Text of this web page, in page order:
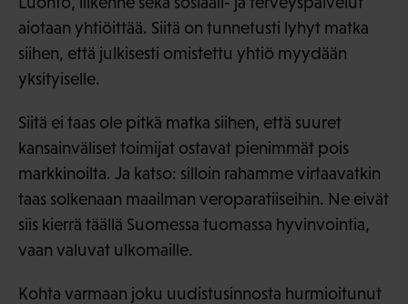
aiotaan yhtiöittää. Siitä on tunnetusti lyhyt matka
siihen, että julkisesti omistettu yhtiö myydään
yksityiselle.
Siitä ei taas ole pitkä matka siihen, että suuret
kansainväliset toimijat ostavat pienimmät pois
markkinoilta. Ja katso: silloin rahamme virtaavatkin
taas solkenaan maailman veroparatiiseihin. Ne eivät
siis kierrä täällä Suomessa tuomassa hyvinvointia,
vaan valuvat ulkomaille.
Kohta varmaan joku uudistusinnosta hurmioitunut